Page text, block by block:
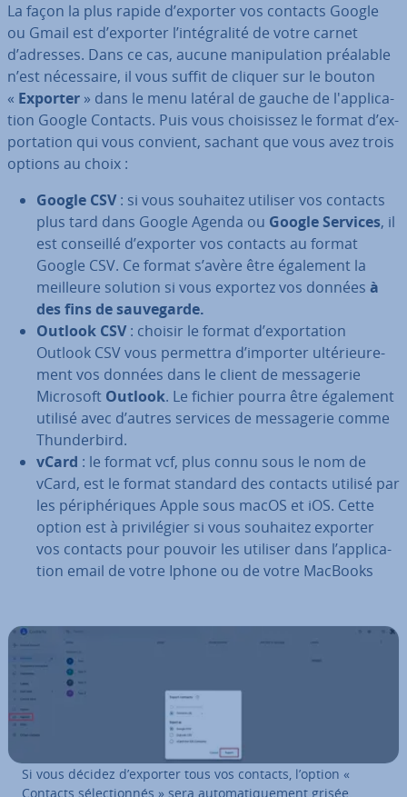
La façon la plus rapide d’exporter vos contacts Google
ou Gmail est d’exporter l’in­té­gra­lité de votre carnet
d’adresses. Dans ce cas, aucune ma­ni­pu­la­tion préalable
n’est né­ces­saire, il vous suffit de cliquer sur le bouton
« Exporter » dans le menu latéral de gauche de l'ap­pli­ca­
tion Google Contacts. Puis vous choi­sis­sez le format d’ex­
por­ta­tion qui vous convient, sachant que vous avez trois
options au choix :
Google CSV: si vous souhaitez utiliser vos contacts
plus tard dans Google Agenda ou Google Services, il
est conseillé d’exporter vos contacts au format
Google CSV. Ce format s’avère être également la
meilleure solution si vous exportez vos données à
des fins de sau­ve­garde.
Outlook CSV: choisir le format d’ex­por­ta­tion
Outlook CSV vous permettra d’importer ul­té­rieu­re­
ment vos données dans le client de mes­sa­ge­rie
Microsoft Outlook. Le fichier pourra être également
utilisé avec d’autres services de mes­sa­ge­rie comme
Thun­der­bird.
vCard : le format vcf, plus connu sous le nom de
vCard, est le format standard des contacts utilisé par
les pé­ri­phé­riques Apple sous macOS et iOS. Cette
option est à pri­vi­lé­gier si vous souhaitez exporter
vos contacts pour pouvoir les utiliser dans l’ap­pli­ca­
tion email de votre Iphone ou de votre MacBooks
Si vous décidez d’exporter tous vos contacts, l’option «
Contacts sé­lec­tion­nés » sera au­to­ma­ti­que­ment grisée.